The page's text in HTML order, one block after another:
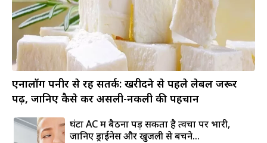
एनालॉग पनीर से रहें सतर्क: खरीदने से पहले लेबल जरूर
पढ़ें, जानिए कैसे करें असली-नकली की पहचान
घंटों AC में बैठना पड़ सकता है त्वचा पर भारी,
जानिए ड्राईनेस और खुजली से बचने...